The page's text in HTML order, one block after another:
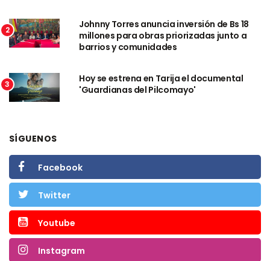
2
Johnny Torres anuncia inversión de Bs 18
millones para obras priorizadas junto a
barrios y comunidades
3
Hoy se estrena en Tarija el documental
'Guardianas del Pilcomayo'
SÍGUENOS
Facebook
Twitter
Youtube
Instagram